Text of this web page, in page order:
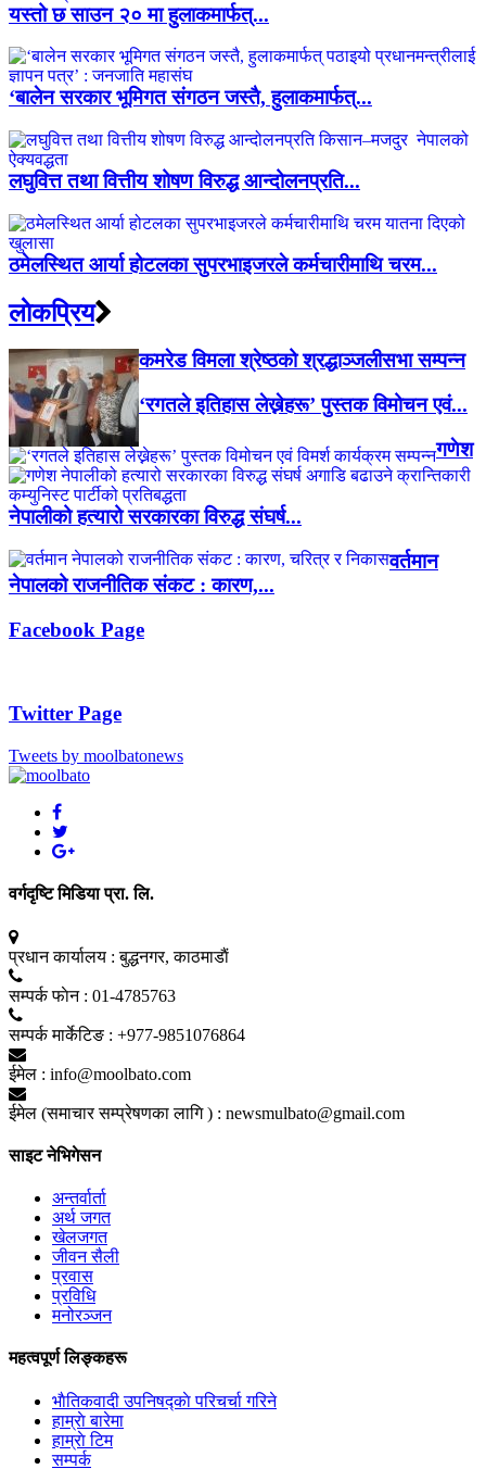
यस्तो छ साउन २० मा हुलाकमार्फत्...
‘बालेन सरकार भूमिगत संगठन जस्तै, हुलाकमार्फत्...
लघुवित्त तथा वित्तीय शोषण विरुद्ध आन्दोलनप्रति...
ठमेलस्थित आर्या होटलका सुपरभाइजरले कर्मचारीमाथि चरम...
लाेकप्रिय
कमरेड विमला श्रेष्ठको श्रद्धाञ्जलीसभा सम्पन्न
‘रगतले इतिहास लेख्नेहरू’ पुस्तक विमोचन एवं...
गणेश
नेपालीको हत्यारो सरकारका विरुद्ध संघर्ष...
वर्तमान
नेपालको राजनीतिक संकट : कारण,...
Facebook Page
Twitter Page
Tweets by moolbatonews
वर्गदृष्टि मिडिया प्रा. लि.
प्रधान कार्यालय : बुद्धनगर, काठमाडाैं
सम्पर्क फाेन : 01-4785763
सम्पर्क मार्केटिङ : +977-9851076864
ईमेल : info@moolbato.com
ईमेल (समाचार सम्प्रेषणका लागि ) : newsmulbato@gmail.com
साइट नेभिगेसन
अन्तर्वार्ता
अर्थ जगत
खेलजगत
जीवन सैली
प्रवास
प्रविधि
मनोरञ्जन
महत्वपूर्ण लिङ्कहरू
भाैतिकवादी उपनिषद्काे परिचर्चा गरिने
हाम्राे बारेमा
हाम्राे टिम
सम्पर्क